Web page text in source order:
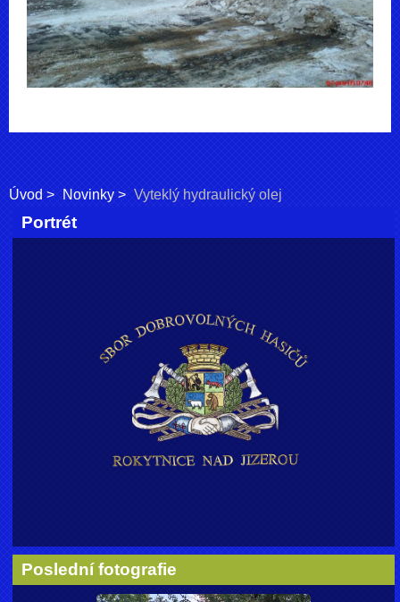
Úvod Novinky Vyteklý hydraulický olej
Portrét
Poslední fotografie